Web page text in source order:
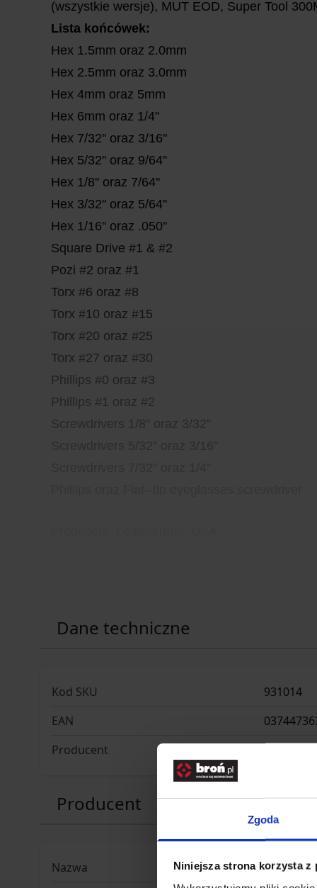
Zgoda
Niniejsza strona korzysta z
(wszystkie wersje), MUT EOD, Super Tool
Lista końcówek:
Hex 1.5mm oraz 2.0mm
Hex 2.5mm oraz 3.0mm
Hex 4mm oraz 5mm
Hex 6mm oraz 1/4''
Hex 7/32'' oraz 3/16''
Hex 5/32'' oraz 9/64''
Hex 1/8'' oraz 7/64''
Hex 3/32'' oraz 5/64''
Hex 1/16'' oraz .050''
Square Drive #1 & #2
Pozi #2 oraz #1
Torx #6 oraz #8
Torx #10 oraz #15
Torx #20 oraz #25
Torx #27 oraz #30
Phillips #0 oraz #3
Phillips #1 oraz #2
Screwdrivers 1/8'' oraz 3/32''
Dane techniczne
Kod SKU
931014
EAN
Producent
Producent
Nazwa